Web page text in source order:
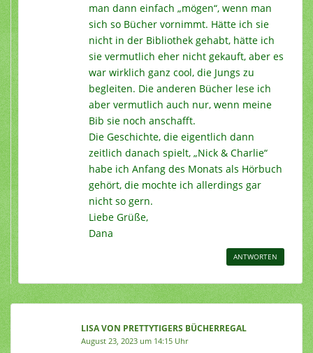
man dann einfach „mögen“, wenn man
sich so Bücher vornimmt. Hätte ich sie
nicht in der Bibliothek gehabt, hätte ich
sie vermutlich eher nicht gekauft, aber es
war wirklich ganz cool, die Jungs zu
begleiten. Die anderen Bücher lese ich
aber vermutlich auch nur, wenn meine
Bib sie noch anschafft.
Die Geschichte, die eigentlich dann
zeitlich danach spielt, „Nick & Charlie“
habe ich Anfang des Monats als Hörbuch
gehört, die mochte ich allerdings gar
nicht so gern.
Liebe Grüße,
Dana
ANTWORTEN
LISA VON PRETTYTIGERS BÜCHERREGAL
August 23, 2023 um 14:15 Uhr